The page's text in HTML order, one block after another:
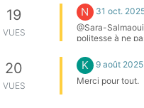
de général,
avec la dérivée
19
VUES
N
31 oct.
@Sara-
politesse à ne
ac = a(1 +
b+1c=b(1+a)b +
20
VUES
K
9 août
Merci pour tout.